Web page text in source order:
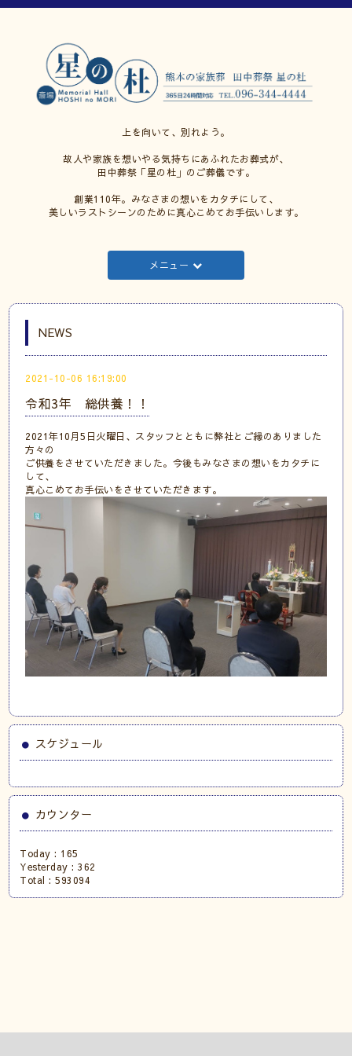
上を向いて、別れよう。
故人や家族を想いやる気持ちにあふれたお葬式が、
田中葬祭「星の杜」のご葬儀です。
創業110年。みなさまの想いをカタチにして、
美しいラストシーンのために真心こめてお手伝いします。
メニュー
NEWS
2021-10-06 16:19:00
令和3年 総供養！！
2021年10月5日火曜日、スタッフとともに弊社とご縁のありました
方々の
ご供養をさせていただきました。今後もみなさまの想いをカタチに
して、
真心こめてお手伝いをさせていただきます。
スケジュール
カウンター
Today : 165
Yesterday :362
Total :593094